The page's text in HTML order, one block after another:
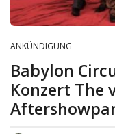
ANKÜNDIGUNG
Babylon
Konzert The